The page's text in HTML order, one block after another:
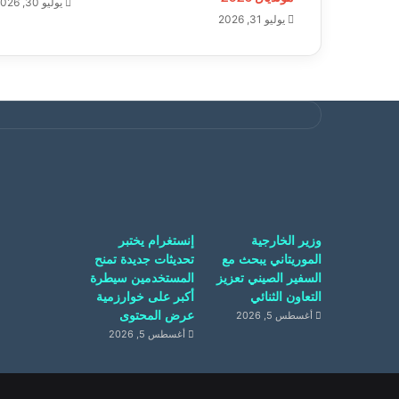
يوليو 31, 2026
وزير الخارجية
الموريتاني يبحث مع
السفير الصيني تعزيز
التعاون الثنائي
أغسطس 5, 2026
إنستغرام يختبر
تحديثات جديدة تمنح
المستخدمين سيطرة
أكبر على خوارزمية
عرض المحتوى
أغسطس 5, 2026